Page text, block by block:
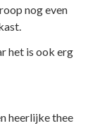
nog even
het is ook erg
heerlijke thee